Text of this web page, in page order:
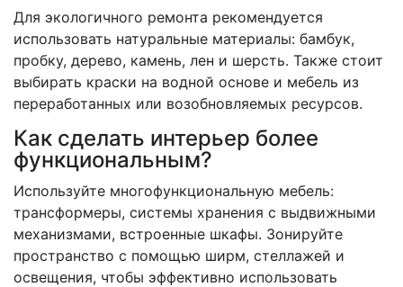
Для экологичного ремонта рекомендуется
использовать натуральные материалы: бамбук,
пробку, дерево, камень, лен и шерсть. Также стоит
выбирать краски на водной основе и мебель из
переработанных или возобновляемых ресурсов.
Как сделать интерьер более
функциональным?
Используйте многофункциональную мебель:
трансформеры, системы хранения с выдвижными
механизмами, встроенные шкафы. Зонируйте
пространство с помощью ширм, стеллажей и
освещения, чтобы эффективно использовать